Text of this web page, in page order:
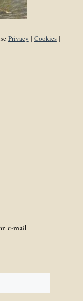
Privacy | Cookies|
e-mail